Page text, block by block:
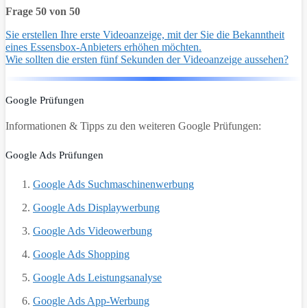
Frage 50 von 50
Sie erstellen Ihre erste Videoanzeige, mit der Sie die Bekanntheit
eines Essensbox-Anbieters erhöhen möchten.
Wie sollten die ersten fünf Sekunden der Videoanzeige aussehen?
Google Prüfungen
Informationen & Tipps zu den weiteren Google Prüfungen:
Google Ads Prüfungen
Google Ads Suchmaschinenwerbung
Google Ads Displaywerbung
Google Ads Videowerbung
Google Ads Shopping
Google Ads Leistungsanalyse
Google Ads App-Werbung